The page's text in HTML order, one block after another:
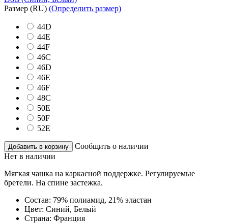
Размер (RU) (Определить размер)
44D
44E
44F
46C
46D
46E
46F
48C
50E
50F
52E
Добавить в корзину
Сообщить о наличии
Нет в наличии
Мягкая чашка на каркасной поддержке. Регулируемые
бретели. На спине застежка.
Состав: 79% полиамид, 21% эластан
Цвет: Синий, Белый
Страна: Франция